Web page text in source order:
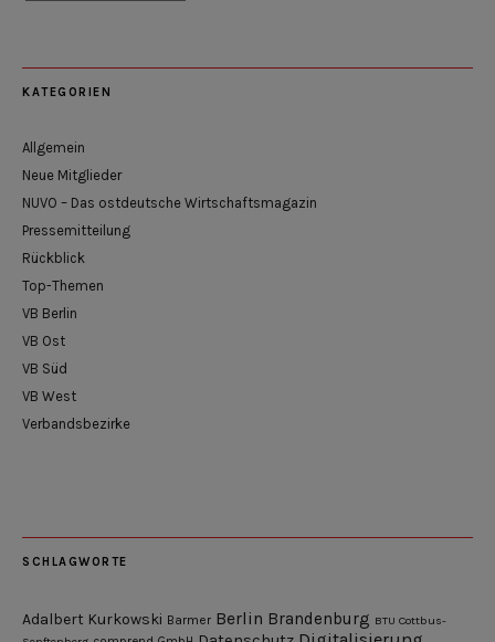
KATEGORIEN
Allgemein
Neue Mitglieder
NUVO – Das ostdeutsche Wirtschaftsmagazin
Pressemitteilung
Rückblick
Top-Themen
VB Berlin
VB Ost
VB Süd
VB West
Verbandsbezirke
SCHLAGWORTE
Adalbert Kurkowski Barmer Berlin Brandenburg BTU Cottbus-